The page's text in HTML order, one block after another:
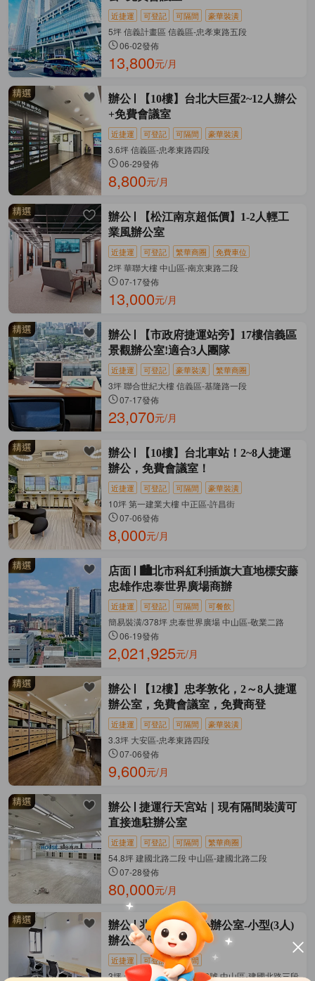
近捷運 可登記 可隔間 豪華裝潢
5坪 信義計畫區 信義區-忠孝東路五段
06-02發佈
13,800元/月
辦公
【10樓】台北大巨蛋2~12人辦公
+免費會議室
近捷運 可登記 可隔間 豪華裝潢
3.6坪 信義區-忠孝東路四段
06-29發佈
8,800元/月
辦公
【松江南京超低價】1-2人輕工
業風辦公室
近捷運 可登記 繁華商圈 免費車位
2坪 華聯大樓 中山區-南京東路二段
07-17發佈
13,000元/月
辦公
【市政府捷運站旁】17樓信義區
景觀辦公室!適合3人團隊
近捷運 可登記 豪華裝潢 繁華商圈
3坪 聯合世紀大樓 信義區-基隆路一段
07-17發佈
23,070元/月
辦公
【10樓】台北車站！2~8人捷運
辦公，免費會議室！
近捷運 可登記 可隔間 豪華裝潢
10坪 第一建業大樓 中正區-許昌街
07-06發佈
8,000元/月
店面
🏙️北市科紅利插旗大直地標安藤
忠雄作忠泰世界廣場商辦
近捷運 可登記 可隔間 可餐飲
簡易裝潢/378坪 忠泰世界廣場 中山區-敬業二路
06-19發佈
2,021,925元/月
辦公
【12樓】忠孝敦化，2～8人捷運
辦公室，免費會議室，免費商登
近捷運 可登記 可隔間 豪華裝潢
3.3坪 大安區-忠孝東路四段
07-06發佈
9,600元/月
辦公
捷運行天宮站｜現有隔間裝潢可
直接進駐辦公室
近捷運 可登記 可隔間 繁華商圈
54.8坪 建國北路二段 中山區-建國北路二段
07-28發佈
80,000元/月
辦公
兆基-商務中心辦公室-小型(3人)
辦公室-僅此一間~
近捷運 可登記 可隔間
3坪 台北市建國北路三段92號 中山區-建國北路三段